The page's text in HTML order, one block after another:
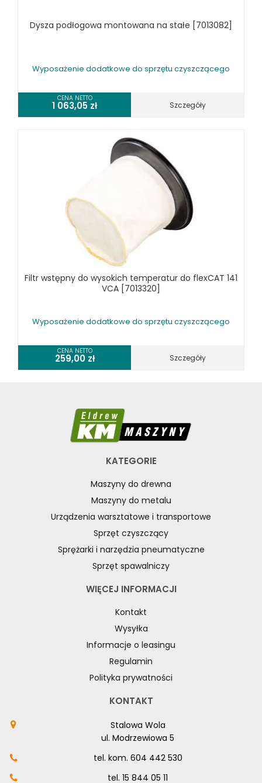
Dysza podłogowa montowana na stałe [7013082]
Wyposażenie dodatkowe do sprzętu czyszczącego
CENA NETTO
1 063,05 zł Szczegóły
Filtr wstępny do wysokich temperatur do flexCAT 141
VCA [7013320]
Wyposażenie dodatkowe do sprzętu czyszczącego
CENA NETTO
259,00 zł Szczegóły
KATEGORIE
Maszyny do drewna
Maszyny do metalu
Urządzenia warsztatowe i transportowe
Sprzęt czyszczący
Sprężarki i narzędzia pneumatyczne
Sprzęt spawalniczy
WIĘCEJ INFORMACJI
Kontakt
Wysyłka
Informacje o leasingu
Regulamin
Polityka prywatności
KONTAKT
Stalowa Wola
ul. Modrzewiowa 5
tel. kom. 604 442 530
tel. 15 844 05 11